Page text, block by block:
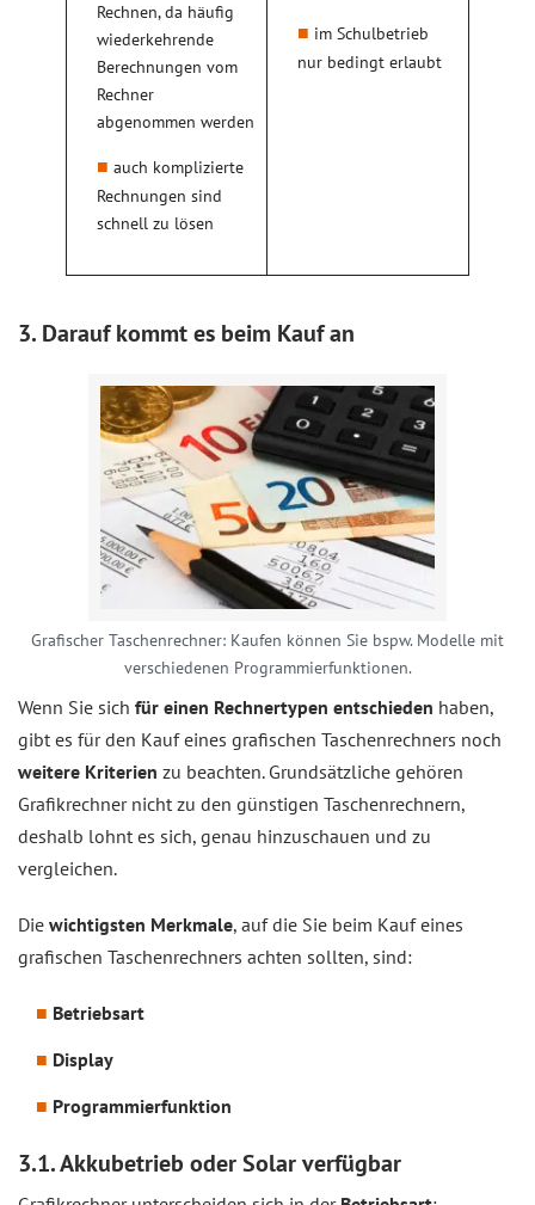
Rechnen, da häufig
wiederkehrende
Berechnungen vom
Rechner
abgenommen werden
auch komplizierte
Rechnungen sind
schnell zu lösen
im Schulbetrieb
nur bedingt erlaubt
3. Darauf kommt es beim Kauf an
Grafischer Taschenrechner: Kaufen können Sie bspw. Modelle mit
verschiedenen Programmierfunktionen.
Wenn Sie sich für einen Rechnertypen entschieden haben,
gibt es für den Kauf eines grafischen Taschenrechners noch
weitere Kriterien zu beachten. Grundsätzliche gehören
Grafikrechner nicht zu den günstigen Taschenrechnern,
deshalb lohnt es sich, genau hinzuschauen und zu
vergleichen.
Die wichtigsten Merkmale, auf die Sie beim Kauf eines
grafischen Taschenrechners achten sollten, sind:
Betriebsart
Display
Programmierfunktion
3.1. Akkubetrieb oder Solar verfügbar